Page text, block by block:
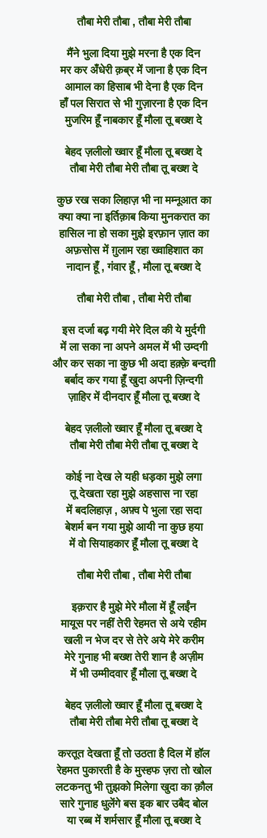
तौबा मेरी तौबा , तौबा मेरी तौबा
मैंने भुला दिया मुझे मरना है एक दिन
मर कर अँधेरी क़ब्र में जाना है एक दिन
आमाल का हिसाब भी देना है एक दिन
हाँ पल सिरात से भी गुज़ारना है एक दिन
मुजरिम हूँ नाबकार हूँ मौला तू बख्श दे
बेहद ज़लीलो ख्वार हूँ मौला तू बख्श दे
तौबा मेरी तौबा मेरी तौबा तू बख्श दे
कुछ रख सका लिहाज़ भी ना मम्नूआत का
क्या क्या ना इर्तिक़ाब किया मुनकरात का
हासिल ना हो सका मुझे इरफ़ान ज़ात का
अफ़सोस में ग़ुलाम रहा ख्वाहिशात का
नादान हूँ , गंवार हूँ , मौला तू बख्श दे
तौबा मेरी तौबा , तौबा मेरी तौबा
इस दर्जा बढ़ गयी मेरे दिल की ये मुर्दगी
में ला सका ना अपने अमल में भी उम्दगी
और कर सका ना कुछ भी अदा हक़्क़े बन्दग़ी
बर्बाद कर गया हूँ खुदा अपनी ज़िन्दगी
ज़ाहिर में दीनदार हूँ मौला तू बख्श दे
बेहद ज़लीलो ख्वार हूँ मौला तू बख्श दे
तौबा मेरी तौबा मेरी तौबा तू बख्श दे
कोई ना देख ले यही धड़का मुझे लगा
तू देखता रहा मुझे अहसास ना रहा
में बदलिहाज़ , अफ़्व पे भुला रहा सदा
बेशर्म बन गया मुझे आयी ना कुछ हया
में वो सियाहकार हूँ मौला तू बख्श दे
तौबा मेरी तौबा , तौबा मेरी तौबा
इक़रार है मुझे मेरे मौला में हूँ लईंन
मायूस पर नहीं तेरी रेहमत से अये रहीम
खली न भेज दर से तेरे अये मेरे करीम
मेरे गुनाह भी बख्श तेरी शान है अज़ीम
में भी उम्मीदवार हूँ मौला तू बख्श दे
बेहद ज़लीलो ख्वार हूँ मौला तू बख्श दे
तौबा मेरी तौबा मेरी तौबा तू बख्श दे
करतूत देखता हूँ तो उठता है दिल में हॉल
रेहमत पुकारती है के मुस्हफ ज़रा तो खोल
लटकनतु भी तुझको मिलेगा खुदा का क़ौल
सारे गुनाह धुलेंगे बस इक बार उबैद बोल
या रब्ब में शर्मसार हूँ मौला तू बख्श दे